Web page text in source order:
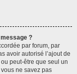
?
par forum, par
avoir autorisé l’ajout de
peut-être que seul un
ne savez pas